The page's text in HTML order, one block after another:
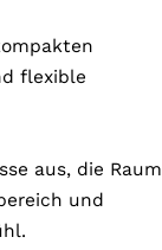
flexible
aus, die Raum
und